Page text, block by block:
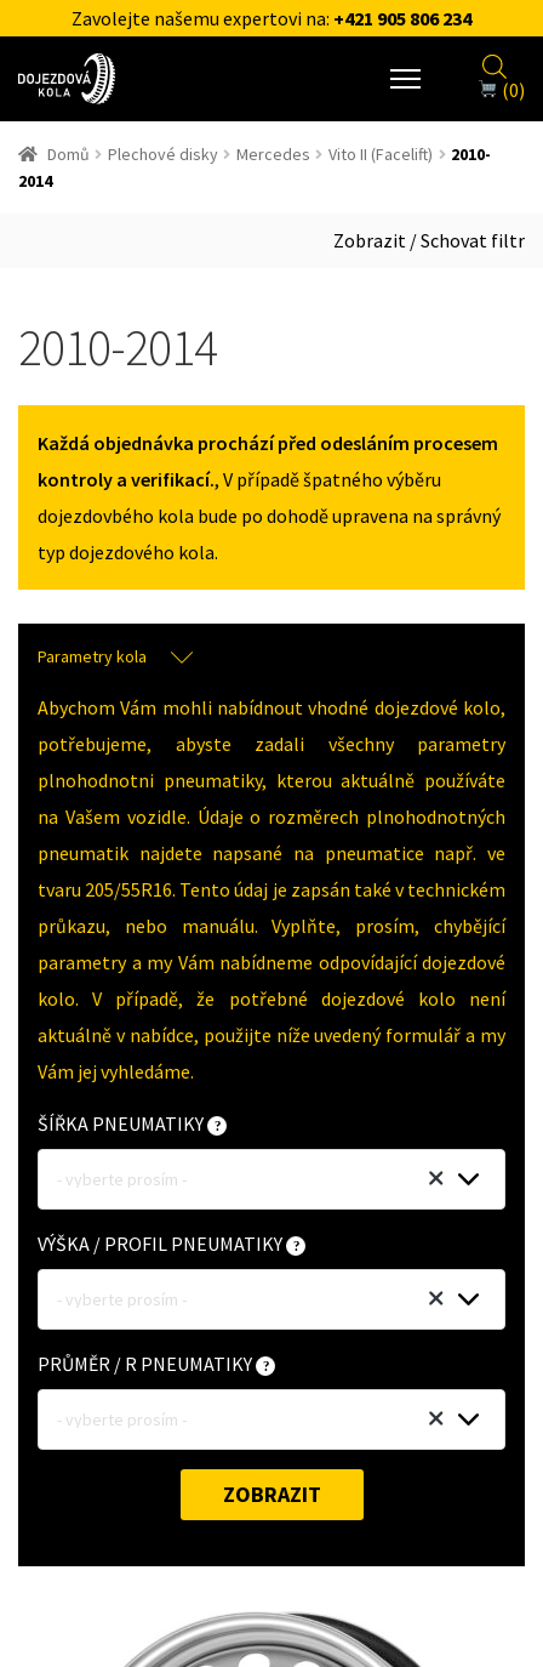
Zavolejte našemu expertovi na: +421 905 806 234
(0)
Domů Plechové disky Mercedes Vito II (Facelift)
2010-
2014
Zobrazit / Schovat filtr
2010-2014
Každá objednávka prochází před odesláním procesem
kontroly a verifikací., V případě špatného výběru
dojezdovbého kola bude po dohodě upravena na správný
typ dojezdového kola.
Parametry kola
Abychom Vám mohli nabídnout vhodné dojezdové kolo,
potřebujeme, abyste zadali všechny parametry
plnohodnotni pneumatiky, kterou aktuálně používáte
na Vašem vozidle. Údaje o rozměrech plnohodnotných
pneumatik najdete napsané na pneumatice např. ve
tvaru 205/55R16. Tento údaj je zapsán také v technickém
průkazu, nebo manuálu. Vyplňte, prosím, chybějící
parametry a my Vám nabídneme odpovídající dojezdové
kolo. V případě, že potřebné dojezdové kolo není
aktuálně v nabídce, použijte níže uvedený formulář a my
Vám jej vyhledáme.
ŠÍŘKA PNEUMATIKY
- vyberte prosím -
VÝŠKA / PROFIL PNEUMATIKY
- vyberte prosím -
PRŮMĚR / R PNEUMATIKY
- vyberte prosím -
ZOBRAZIT